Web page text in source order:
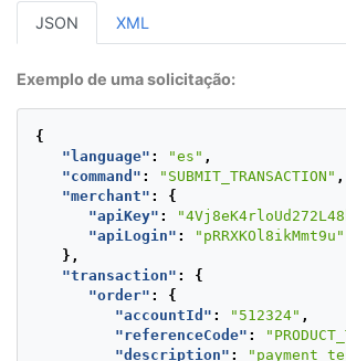
JSON XML
Exemplo de uma solicitação:
{
"language" : "es" ,
"command" : "SUBMIT_TRANSACTION" ,
"merchant" :
{
"apiKey" :
"apiLogin" :
"pRRXKOl8ikMmt9u"
},
"transaction" :
{
"order" :
{
"accountId" : "512324" ,
"referenceCode" :
"description" : "payment